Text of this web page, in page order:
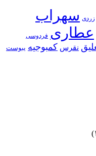
زردی سهراب
عطاری فردوسی
نقرس کمبوجیه یبوست